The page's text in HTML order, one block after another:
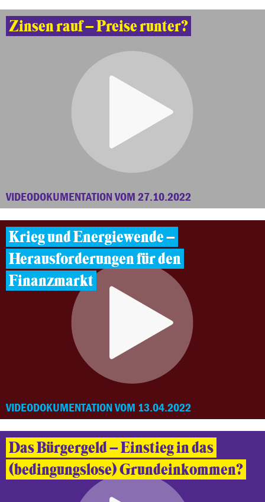
Zinsen rauf – Preise runter?
VIDEODOKUMENTATION VOM 27.10.2022
Krieg und Energiewende –
Herausforderungen für den
Finanzmarkt
VIDEODOKUMENTATION VOM 13.04.2022
Das Bürgergeld – Einstieg in das
(bedingungslose) Grundeinkommen?